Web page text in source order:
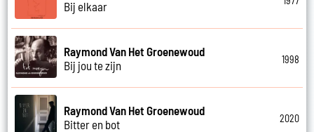
Bij elkaar
Raymond Van Het Groenewoud
Bij jou te zijn
1998
Raymond Van Het Groenewoud
Bitter en bot
2020